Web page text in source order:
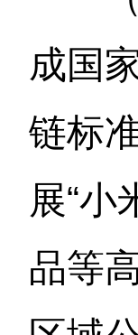
成国
链标
展“小
品等